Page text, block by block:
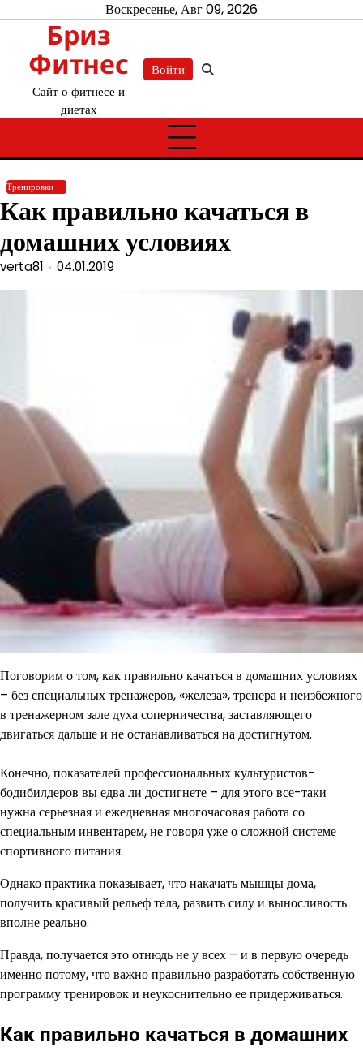
содержимому
Воскресенье, Авг 09, 2026
Бриз
Фитнес
Сайт о фитнесе и
диетах
Войти
Тренировки
Как правильно качаться в
домашних условиях
verta81 04.01.2019
Поговорим о том, как правильно качаться в домашних условиях
– без специальных тренажеров, «железа», тренера и неизбежного
в тренажерном зале духа соперничества, заставляющего
двигаться дальше и не останавливаться на достигнутом.
Конечно, показателей профессиональных культуристов-
бодибилдеров вы едва ли достигнете – для этого все-таки
нужна серьезная и ежедневная многочасовая работа со
специальным инвентарем, не говоря уже о сложной системе
спортивного питания.
Однако практика показывает, что накачать мышцы дома,
получить красивый рельеф тела, развить силу и выносливость
вполне реально.
Правда, получается это отнюдь не у всех – и в первую очередь
именно потому, что важно правильно разработать собственную
программу тренировок и неукоснительно ее придерживаться.
Как правильно качаться в домашних